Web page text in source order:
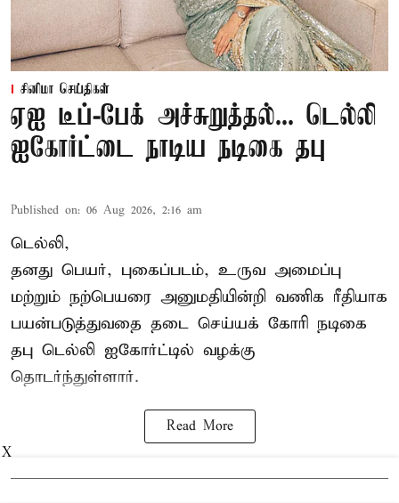
சினிமா செய்திகள்
ஏஐ டீப்-பேக் அச்சுறுத்தல்... டெல்லி
ஐகோர்ட்டை நாடிய நடிகை தபு
Published on: 06 Aug 2026, 2:16 am
டெல்லி,
தனது பெயர், புகைப்படம், உருவ அமைப்பு
மற்றும் நற்பெயரை அனுமதியின்றி வணிக ரீதியாக
பயன்படுத்துவதை தடை செய்யக் கோரி நடிகை
தபு டெல்லி ஐகோர்ட்டில் வழக்கு
தொடர்ந்துள்ளார்.
Read More
X